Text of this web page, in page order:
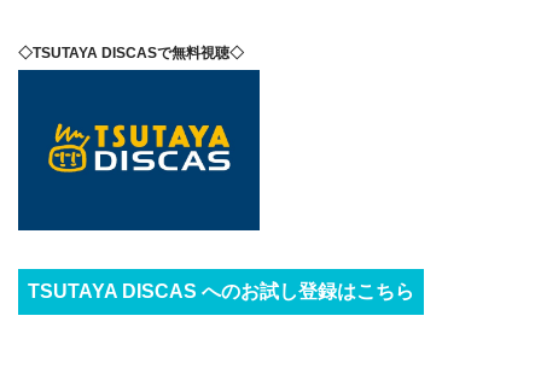
◇TSUTAYA DISCASで無料視聴◇
TSUTAYA DISCAS へのお試し登録はこちら